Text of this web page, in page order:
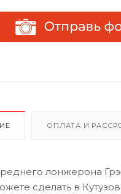
ОПЛАТА И
лонжерона
сделать в